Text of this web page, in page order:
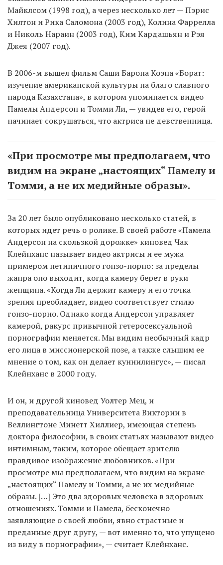
Майклсом (1998 год), а через несколько лет — Пэрис
Хилтон и Рика Саломона (2003 год), Колина Фаррелла
и Николь Нараин (2003 год), Ким Кардашьян и Рэя
Джея (2007 год).
В 2006-м вышел фильм Саши Барона Коэна «Борат:
изучение американской культуры на благо славного
народа Казахстана», в котором упоминается видео
Памелы Андерсон и Томми Ли, — увидев его, герой
начинает сокрушаться, что актриса не девственница.
«При просмотре мы предполагаем, что
видим на экране „настоящих“ Памелу и
Томми, а не их медийные образы».
За 20 лет было опубликовано несколько статей, в
которых идет речь о ролике. В своей работе «Памела
Андерсон на скользкой дорожке» киновед Чак
Клейнханс называет видео актрисы и ее мужа
примером нетипичного гонзо-порно: за пределы
жанра оно выходит, когда камеру берет в руки
женщина. «Когда Ли держит камеру и его точка
зрения преобладает, видео соответствует стилю
гонзо-порно. Однако когда Андерсон управляет
камерой, ракурс привычной гетеросексуальной
порнографии меняется. Мы видим необычный кадр
его лица в миссионерской позе, а также слышим ее
мнение о том, как он делает куннилингус», — писал
Клейнханс в 2000 году.
И он, и другой киновед Уолтер Мец, и
преподавательница Университета Виктории в
Веллингтоне Минетт Хиллиер, имеющая степень
доктора философии, в своих статьях называют видео
интимным, таким, которое обещает зрителю
правдивое изображение любовников. «При
просмотре мы предполагаем, что видим на экране
„настоящих“ Памелу и Томми, а не их медийные
образы. […] Это два здоровых человека в здоровых
отношениях. Томми и Памела, бесконечно
заявляющие о своей любви, явно страстные и
преданные друг другу, — вот именно то, что упущено
из виду в порнографии», — считает Клейнханс.